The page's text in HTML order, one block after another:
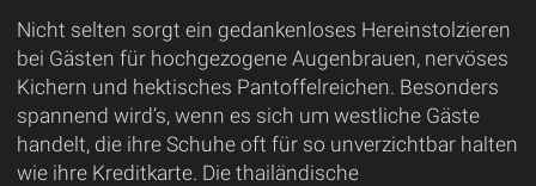
Nicht selten sorgt ein gedankenloses Hereinstolzieren
bei Gästen für hochgezogene Augenbrauen, nervöses
Kichern und hektisches Pantoffelreichen. Besonders
spannend wird’s, wenn es sich um westliche Gäste
handelt, die ihre Schuhe oft für so unverzichtbar halten
wie ihre Kreditkarte. Die thailändische